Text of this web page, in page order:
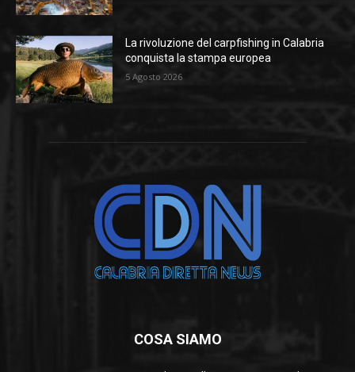
La rivoluzione del carpfishing in Calabria
conquista la stampa europea
5 Agosto 2026
COSA SIAMO